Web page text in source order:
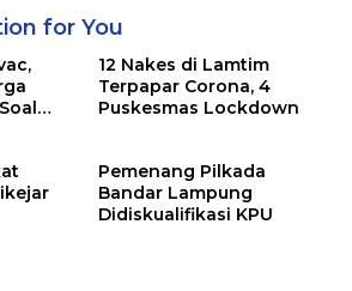
for You
12 Nakes di Lamtim
Terpapar Corona, 4
Puskesmas Lockdown
Pemenang Pilkada
Bandar Lampung
Didiskualifikasi KPU